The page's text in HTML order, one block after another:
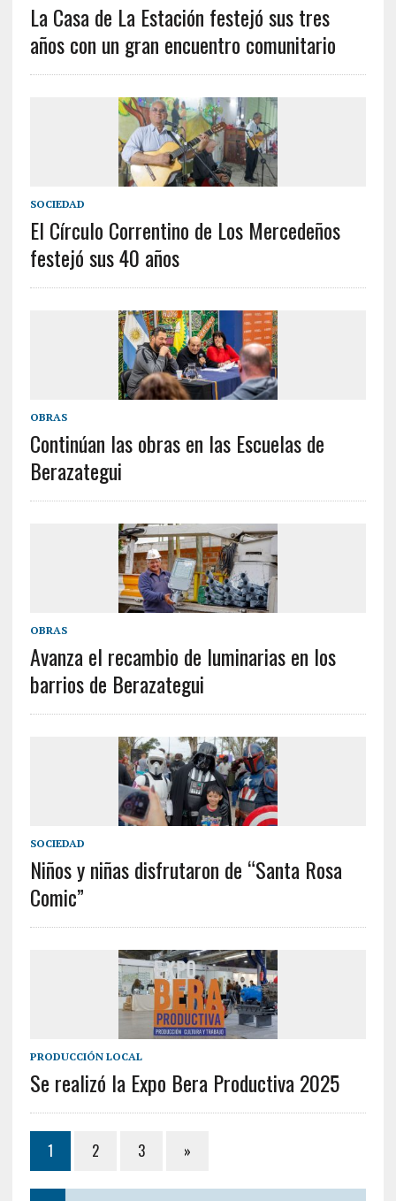
La Casa de La Estación festejó sus tres
años con un gran encuentro comunitario
SOCIEDAD
El Círculo Correntino de Los Mercedeños
festejó sus 40 años
OBRAS
Continúan las obras en las Escuelas de
Berazategui
OBRAS
Avanza el recambio de luminarias en los
barrios de Berazategui
SOCIEDAD
Niños y niñas disfrutaron de “Santa Rosa
Comic”
PRODUCCIÓN LOCAL
Se realizó la Expo Bera Productiva 2025
1 2 3 »